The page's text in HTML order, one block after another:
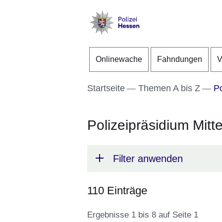
Direkt zum Kopf der
Direkt zum Inhalt
Direkt zum Fuß der
Hessen
Onlinewache Fahndungen
Startseite Themen A bis Z
Polizeipräsidium
Filter anwenden
110 Einträge
Ergebnisse 1 bis 8 auf Seite 1